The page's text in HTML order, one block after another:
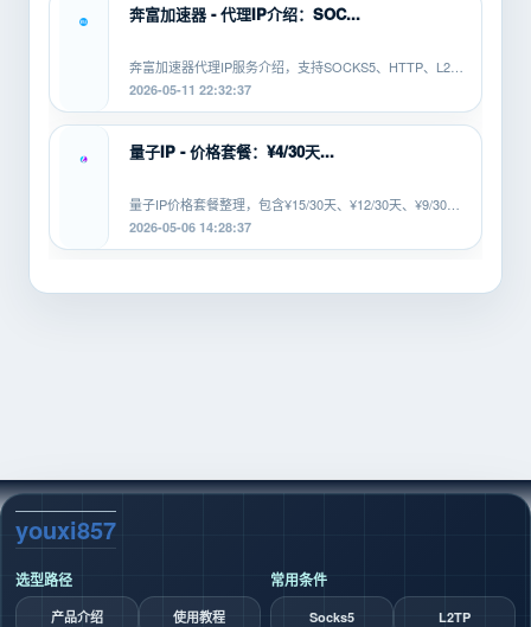
奔富加速器 - 代理IP介绍：SOC...
奔富加速器代理IP服务介绍，支持SOCKS5、HTTP、L2TP
等协议，适配安卓、PC、软路由等...
2026-05-11 22:32:37
量子IP - 价格套餐：¥4/30天...
量子IP价格套餐整理，包含¥15/30天、¥12/30天、¥9/30
天、¥6/30天、¥4/30...
2026-05-06 14:28:37
youxi857
选型路径
产品介绍 使用教程
常用条件
Socks5 L2TP